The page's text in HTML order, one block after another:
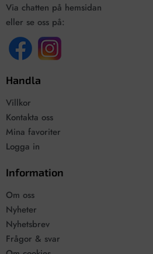
Via chatten på hemsidan
eller se oss på:
Handla
Villkor
Kontakta oss
Mina favoriter
Logga in
Information
Om oss
Nyheter
Nyhetsbrev
Frågor & svar